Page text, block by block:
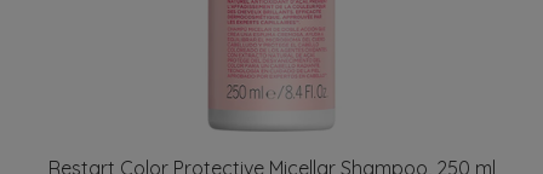
Restart Color Protective Micellar Shampoo, 250 ml